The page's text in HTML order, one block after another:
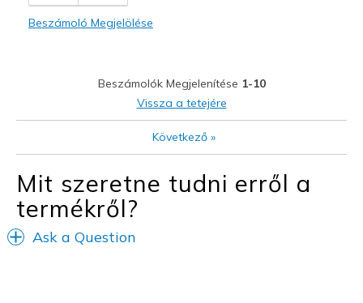
Legjobb használat
Casual Wear
Feels true to size
Shoes are for Wearing
Beszámoló Megjelölése
Beszámolók Megjelenítése 1-10
Vissza a tetejére
Következő»
Mit szeretne tudni erről a
termékről?
Ask a Question